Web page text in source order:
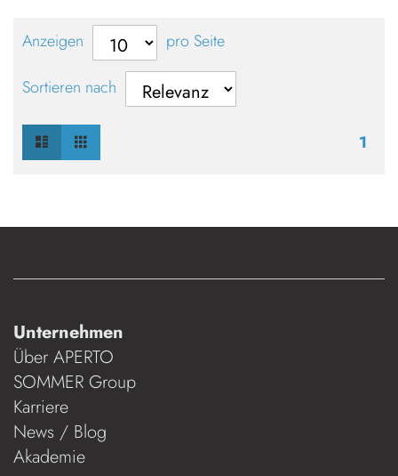
Anzeigen
pro Seite
Sortieren nach
1
Ansicht
Liste
Unternehmen
Über APERTO
SOMMER Group
Karriere
News / Blog
Akademie